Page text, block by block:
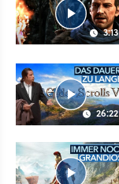
3:13
26:22